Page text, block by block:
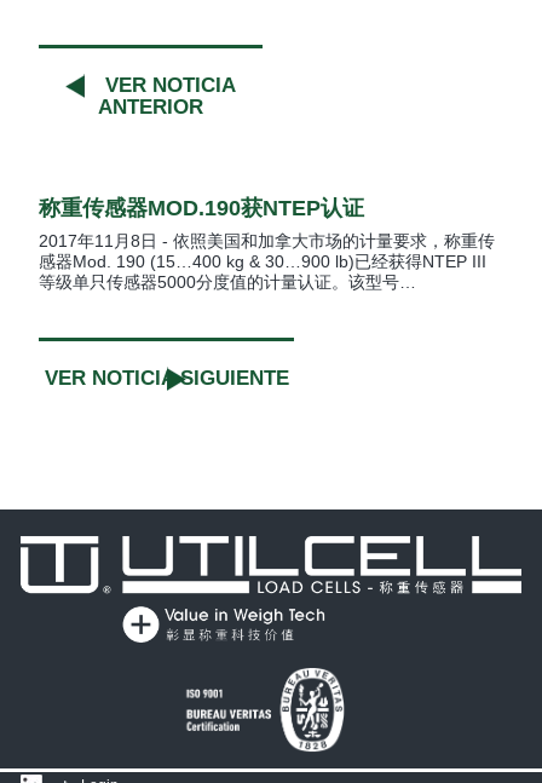
VER NOTICIA
ANTERIOR
称重传感器MOD.190获NTEP认证
2017年11月8日 - 依照美国和加拿大市场的计量要求，称重传
感器Mod. 190 (15…400 kg & 30…900 lb)已经获得NTEP III
等级单只传感器5000分度值的计量认证。该型号…
VER NOTICIA SIGUIENTE